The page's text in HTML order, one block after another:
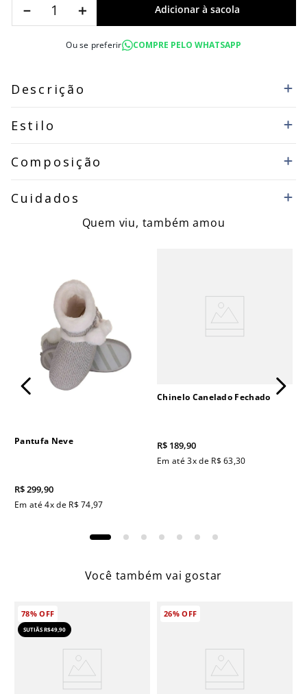
＋
－
Ou se preferir COMPRE PELO WHATSAPP
Descrição
Estilo
Composição
Cuidados
Quem viu, também amou
Pantufa Neve
R$299,90
Em até4x de R$ 74,97
Chinelo Canelado Fechado
R$ 189,90
Em até3x de R$ 63,30
Você também vai gostar
78%OFF
SUTIÃS R$49,90
26%OFF